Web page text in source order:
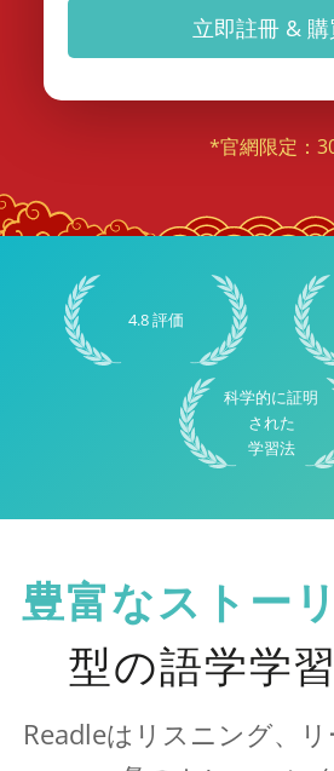
立即註冊 & 購
*官網限定：
4.8 評価
科学的に証明
された
学習法
豊富なストー
型の語学学
Readleはリスニング、